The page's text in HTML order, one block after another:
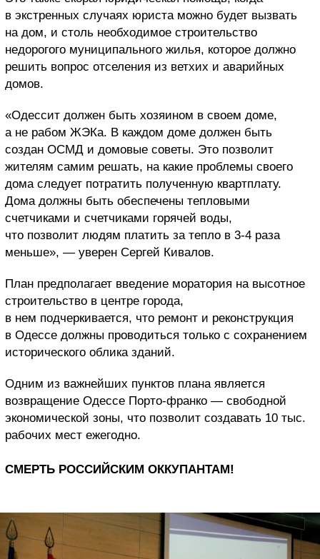
в экстренных случаях юриста можно будет вызвать
на дом, и столь необходимое строительство
недорогого муниципального жилья, которое должно
решить вопрос отселения из ветхих и аварийных
домов.
«Одессит должен быть хозяином в своем доме,
а не рабом ЖЭКа. В каждом доме должен быть
создан ОСМД и домовые советы. Это позволит
жителям самим решать, на какие проблемы своего
дома следует потратить полученную квартплату.
Дома должны быть обеспечены тепловыми
счетчиками и счетчиками горячей воды,
что позволит людям платить за тепло в 3-4 раза
меньше», — уверен Сергей Кивалов.
План предполагает введение моратория на высотное
строительство в центре города,
в нем подчеркивается, что ремонт и реконструкция
в Одессе должны проводиться только с сохранением
исторического облика зданий.
Одним из важнейших пунктов плана является
возвращение Одессе Порто-франко — свободной
экономической зоны, что позволит создавать 10 тыс.
рабочих мест ежегодно.
СМЕРТЬ РОССИЙСКИМ ОККУПАНТАМ!